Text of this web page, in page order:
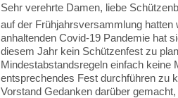
Sehr verehrte Damen, liebe
auf der Frühjahrsversammlung
anhaltenden Covid-19 Pandemie hat
diesem Jahr kein Schützenfest zu
Mindestabstandsregeln einfach keine
entsprechendes Fest durchführen zu
Vorstand Gedanken darüber